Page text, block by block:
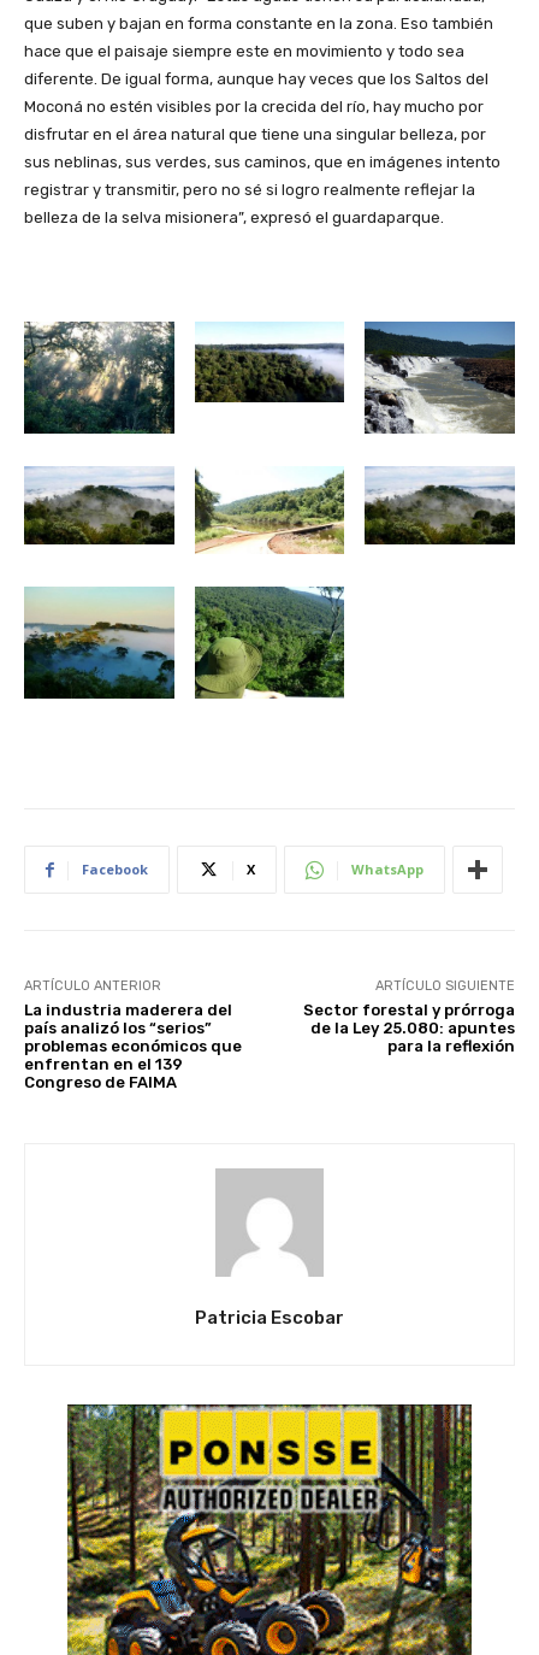
que suben y bajan en forma constante en la zona. Eso también
hace que el paisaje siempre este en movimiento y todo sea
diferente. De igual forma, aunque hay veces que los Saltos del
Moconá no estén visibles por la crecida del río, hay mucho por
disfrutar en el área natural que tiene una singular belleza, por
sus neblinas, sus verdes, sus caminos, que en imágenes intento
registrar y transmitir, pero no sé si logro realmente reflejar la
belleza de la selva misionera”, expresó el guardaparque.
Facebook X WhatsApp
ARTÍCULO ANTERIOR
La industria maderera del
país analizó los “serios”
problemas económicos que
enfrentan en el 139
Congreso de FAIMA
ARTÍCULO SIGUIENTE
Sector forestal y prórroga
de la Ley 25.080: apuntes
para la reflexión
Patricia Escobar